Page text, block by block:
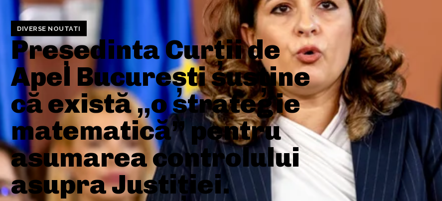
DIVERSE NOUTATI
Președinta Curții de
Apel București susține
că există „o strategie
matematică” pentru
asumarea controlului
asupra Justiției.